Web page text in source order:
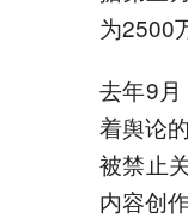
为2500
去年9
着舆论
被禁止
内容创